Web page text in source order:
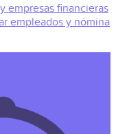
empresas financieras
empleados y nómina